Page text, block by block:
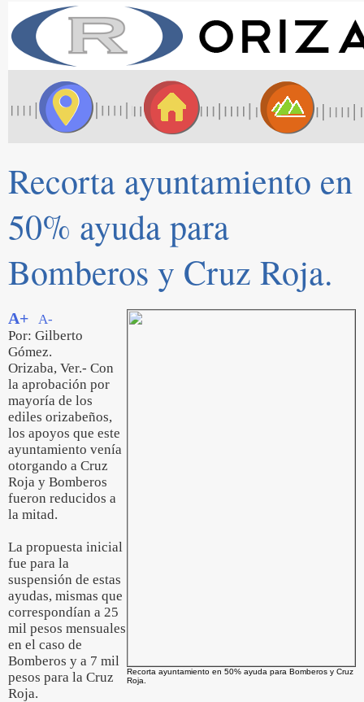
Recorta ayuntamiento en
50% ayuda para
Bomberos y Cruz Roja.
Recorta ayuntamiento en 50% ayuda para Bomberos y Cruz
Roja.
A+
A-
Por: Gilberto
Gómez.
Orizaba, Ver.- Con
la aprobación por
mayoría de los
ediles orizabeños,
los apoyos que este
ayuntamiento venía
otorgando a Cruz
Roja y Bomberos
fueron reducidos a
la mitad.
La propuesta inicial
fue para la
suspensión de estas
ayudas, mismas que
correspondían a 25
mil pesos mensuales
en el caso de
Bomberos y a 7 mil
pesos para la Cruz
Roja.